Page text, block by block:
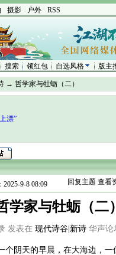
摄影 户外 RSS
搜索 领红包 自选风格 版主
→ 哲学家与牡蛎（二）
漂”
9-8 08:09 回复主题 查看
学家与牡蛎（二
发表在 现代诗谷|新诗 华声论
阴天的早晨，在大海边，一